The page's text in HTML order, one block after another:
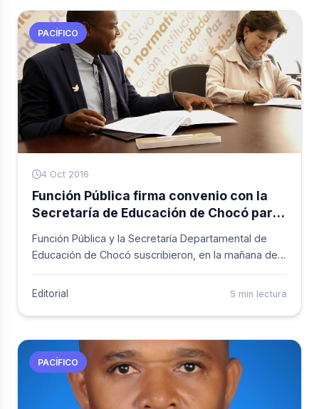
PACÍFICO
4 Oct 2016
Función Pública firma convenio con la
Secretaría de Educación de Chocó para
Sistema de Gestión Institucional
Función Pública y la Secretaría Departamental de
Educación de Chocó suscribieron, en la mañana de
objetivo de consolidar la información de la
evaluación de procesos, y el análisis para la toma de
decisiones.
Editorial 5 min lectura
PACÍFICO